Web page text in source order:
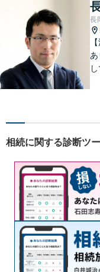
長
る
相続に関する診断ツ